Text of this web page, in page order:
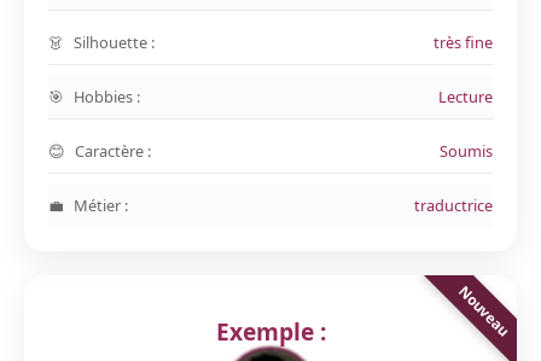
Silhouette : très fine
Hobbies : Lecture
Caractère : Soumis
Métier : traductrice
Exemple :